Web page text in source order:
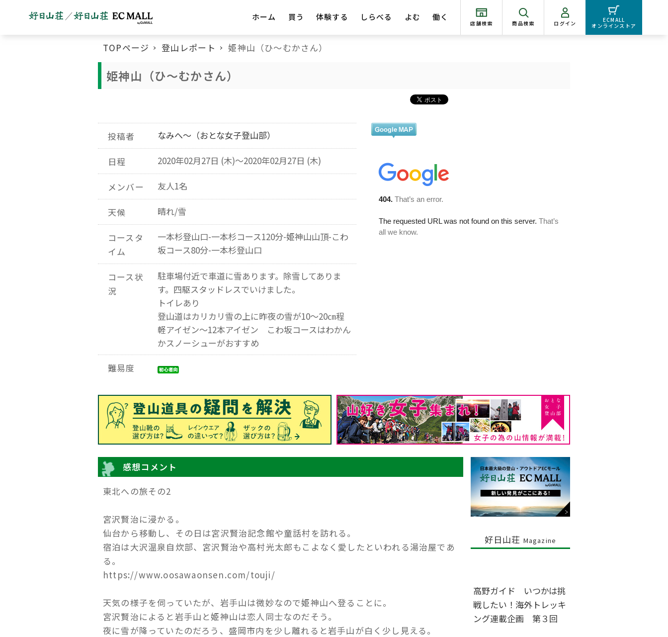
ホーム 買う 体験する しらべる よむ 働く
店舗検索 商品検索 ログイン
ECMALL
オンラインストア
TOPページ 登山レポート 姫神山（ひ～むかさん）
姫神山（ひ～むかさん）
投稿者 なみへ～（おとな女子登山部）
日程 2020年02月27日 (木)～2020年02月27日 (木)
メンバー 友人1名
天候 晴れ/雪
コースタ
イム
一本杉登山口-一本杉コース120分-姫神山山頂-こわ
坂コース80分-一本杉登山口
コース状
況
駐車場付近で車道に雪あります。除雪してありま
す。四駆スタッドレスでいけました。
トイレあり
登山道はカリカリ雪の上に昨夜の雪が10～20㎝程
軽アイゼン～12本アイゼン こわ坂コースはわかん
かスノーシューがおすすめ
難易度
感想コメント
東北への旅その2
宮沢賢治に浸かる。
仙台から移動し、その日は宮沢賢治記念館や童話村を訪れる。
宿泊は大沢温泉自炊部、宮沢賢治や高村光太郎もこよなく愛したといわれる湯治屋であ
る。
https://www.oosawaonsen.com/touji/
天気の様子を伺っていたが、岩手山は微妙なので姫神山へ登ることに。
宮沢賢治によると岩手山と姫神山は恋人同士なのだそう。
夜に雪が降っていたのだろう、盛岡市内を少し離れると岩手山が白く少し見える。
好日山荘 Magazine
高野ガイド いつかは挑
戦したい！海外トレッキ
ング連載企画 第３回